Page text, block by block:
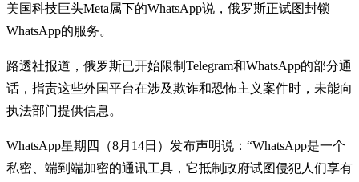
美国科技巨头Meta属下的WhatsApp说，俄罗斯正试图封锁
WhatsApp的服务。
路透社报道，俄罗斯已开始限制Telegram和WhatsApp的部分通
话，指责这些外国平台在涉及欺诈和恐怖主义案件时，未能向
执法部门提供信息。
WhatsApp星期四（8月14日）发布声明说：“WhatsApp是一个
私密、端到端加密的通讯工具，它抵制政府试图侵犯人们享有